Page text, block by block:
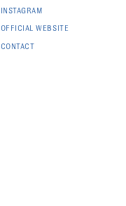
INSTAGRAM
OFFICIAL WEBSITE
CONTACT